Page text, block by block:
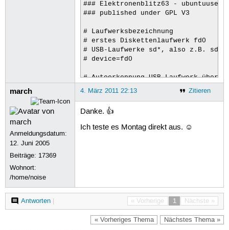
### Elektronenblitz63 -
### published under GPL V3
# Laufwerksbezeichnung
# erstes Diskettenlaufwerk fd0
# USB-Laufwerke sd*, also z.B. sdb,
# device=fd0
# Autoerkennung USB-Laufwerk über
uuid="`ls -Al /dev/disk/by-uuid |
  device=disk/by-uuid/$fdiscuuid
# Einhängepunkt
mountpoint=Diskette
UNMOUNT="Diskette kann entfernt
ERROR="keine Diskette im Laufwerk
# angezeigtes Logo/Icon
LOGO=/usr/share/icons/gnome/
march
Anmeldungsdatum:
12. Juni 2005
Beiträge: 17369
Wohnort:
/home/noise
Zitieren
4. März 2011 22:13
Danke. 👍
Ich teste es Montag direkt aus. ☺
« Vorherige 1 Nächste »
Antworten|
« Vorheriges Thema Nächstes Thema »